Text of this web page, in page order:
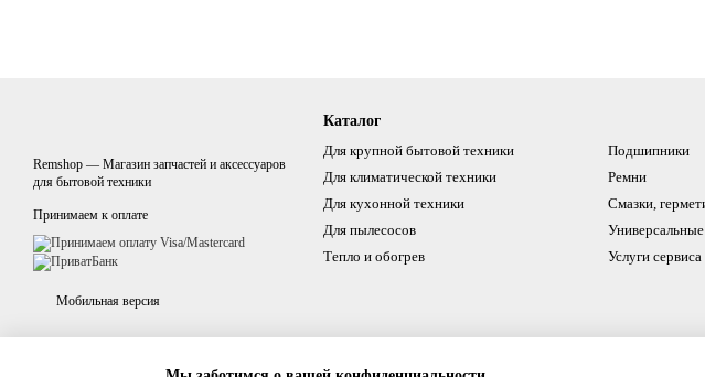
Remshop — Магазин запчастей и аксессуаров
для бытовой техники
Принимаем к оплате
Мобильная версия
Каталог
Для крупной бытовой техники
Для климатической техники
Для кухонной техники
Для пылесосов
Тепло и обогрев
Подшипники
Ремни
Смазки,
Универсальные
Услуги сервиса